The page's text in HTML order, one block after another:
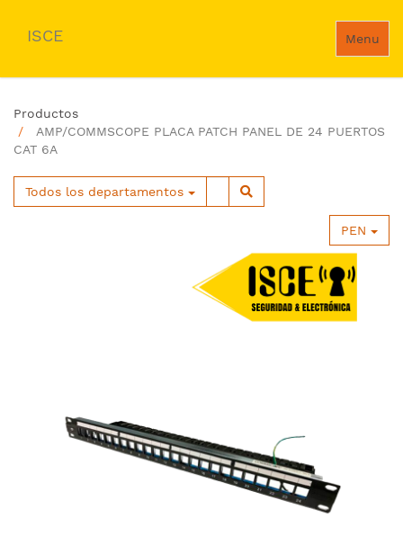
Menu
ISCE
Productos
AMP/COMMSCOPE PLACA PATCH PANEL DE 24 PUERTOS
CAT 6A
Todos los departamentos
PEN